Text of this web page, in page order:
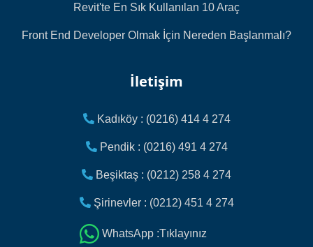
Revit'te En Sık Kullanılan 10 Araç
Front End Developer Olmak İçin Nereden Başlanmalı?
İletişim
Kadıköy : (0216) 414 4 274
Pendik : (0216) 491 4 274
Beşiktaş : (0212) 258 4 274
Şirinevler : (0212) 451 4 274
WhatsApp :Tıklayınız